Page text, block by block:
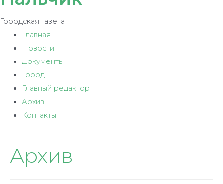
Городская газета
Главная
Новости
Документы
Город
Главный редактор
Архив
Контакты
Архив